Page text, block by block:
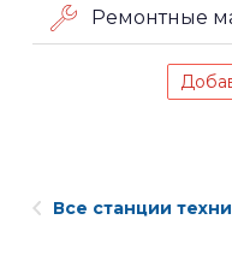
Ремонтные
Все станции